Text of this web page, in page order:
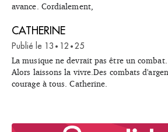
avance. Cordialement,
CATHERINE
Publié le 13 • 12 • 25
La musique ne devrait pas être un
Alors laissons la vivre.Des combats
courage à tous. Catherine.